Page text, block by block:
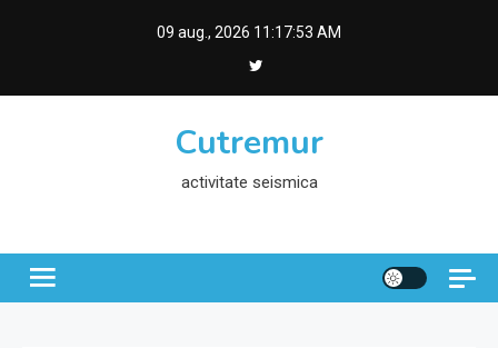
09 aug., 2026 11:17:53 AM
Cutremur
activitate seismica